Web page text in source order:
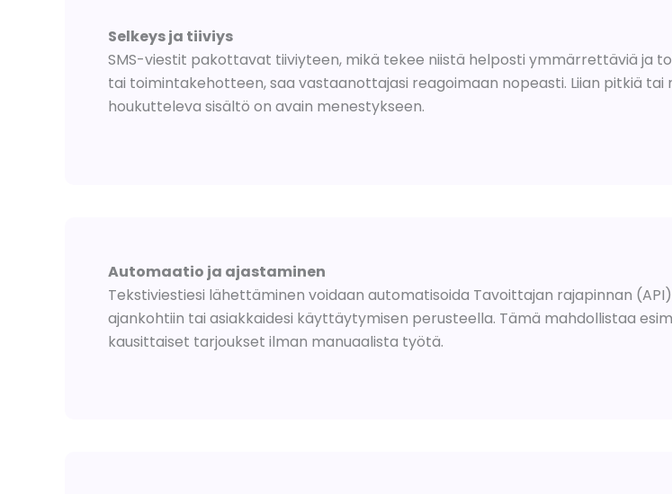
Selkeys ja tiiviys
SMS-viestit pakottavat tiiviyteen, mikä tekee niistä helposti ymmärrettäviä ja
tai toimintakehotteen, saa vastaanottajasi reagoimaan nopeasti. Liian pitkiä
houkutteleva sisältö on avain menestykseen.
Automaatio ja ajastaminen
Tekstiviestiesi lähettäminen voidaan automatisoida Tavoittajan rajapinnan
ajankohtiin tai asiakkaidesi käyttäytymisen perusteella. Tämä mahdollistaa
kausittaiset tarjoukset ilman manuaalista työtä.